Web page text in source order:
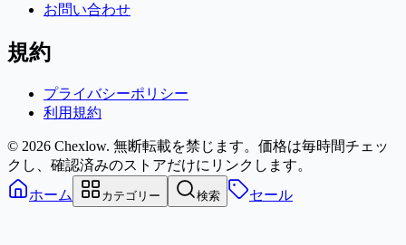
お問い合わせ
規約
プライバシーポリシー
利用規約
© 2026 Chexlow. 無断転載を禁じます。 価格は毎時間チェッ
クし、確認済みのストアだけにリンクします。
ホーム
カテゴリー 検索 セール